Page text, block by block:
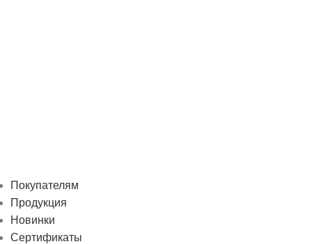
Покупателям
Продукция
Новинки
Сертификаты